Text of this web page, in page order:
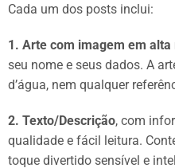
Cada um dos posts inclui:
1. Arte com imagem em alta
seu nome e seus dados. A
d’água, nem qualquer
2. Texto/Descrição, com
qualidade e fácil leitura.
toque divertido sensível e